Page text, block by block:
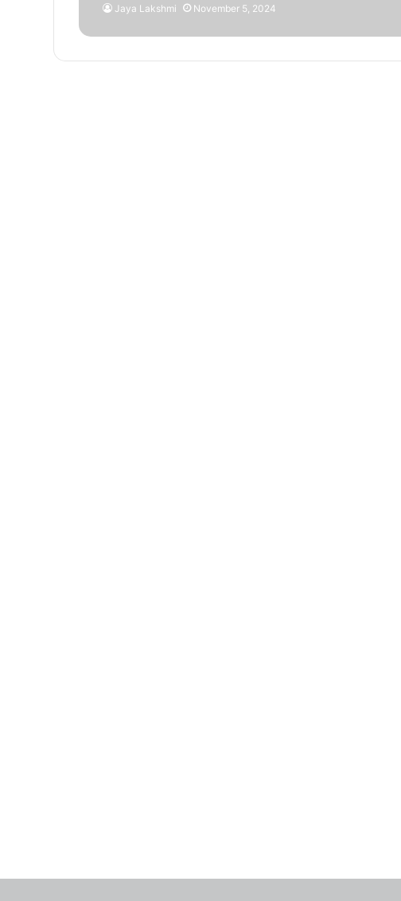
Jaya Lakshmi November 5, 2024